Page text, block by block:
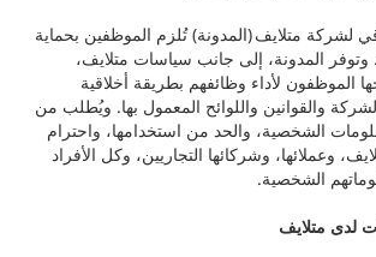
لشركة متلايف (المدونة) تُلزم الموظفين بحماية
المدونة، إلى جانب سياسات متلايف،
الموظفون لأداء وظائفهم بطريقة أخلاقية
والقوانين واللوائح المعمول بها. ويُطلب من
الشخصية، والحد من استخدامها، واحترام
وعملائها، وشركائها التجاريين، وكل الأفراد
الشخصية.
لدى متلايف